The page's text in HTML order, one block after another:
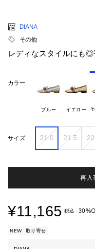
DIANA
その他
レディなスタイルにも
カラー
ブルー イエロー
サイズ 21.0 21.5
再入
¥11,165 税込
NEW 取り寄せ